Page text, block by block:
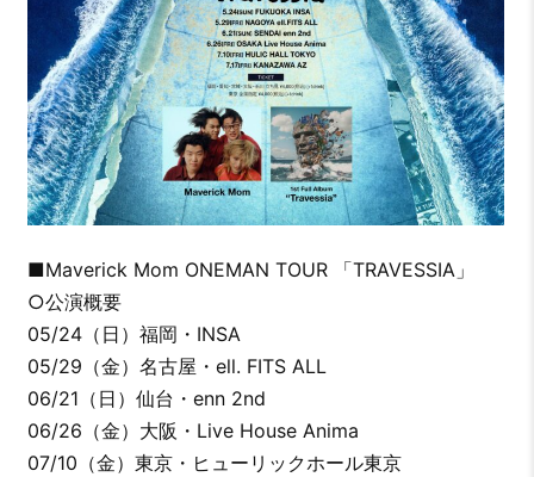
■Maverick Mom ONEMAN TOUR 「TRAVESSIA」
○公演概要
05/24（日）福岡・INSA
05/29（金）名古屋・ell. FITS ALL
06/21（日）仙台・enn 2nd
06/26（金）大阪・Live House Anima
07/10（金）東京・ヒューリックホール東京